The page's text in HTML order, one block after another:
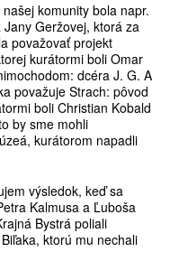
komunity bola napr.
Geržovej, ktorá za
považovať projekt
kurátormi boli Omar
dcéra J. G. A
považuje Strach: pôvod
boli Christian Kobald
by sme mohli
kurátorom napadli
výsledok, keď sa
Kalmusa a Ľuboša
Bystrá poliali
ktorú mu nechali